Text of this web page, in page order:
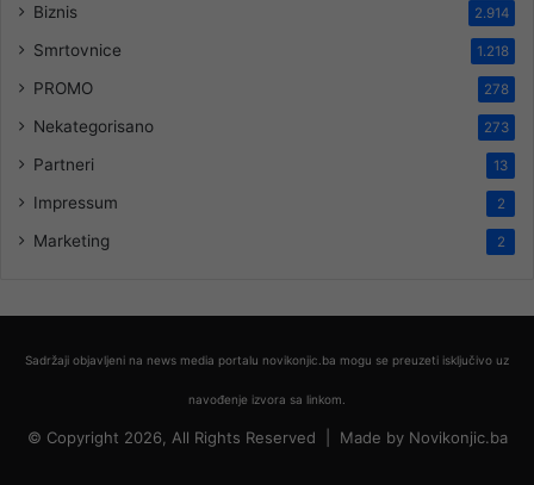
Biznis 2.914
Smrtovnice 1.218
PROMO 278
Nekategorisano 273
Partneri 13
Impressum 2
Marketing 2
Sadržaji objavljeni na news media portalu novikonjic.ba mogu se preuzeti isključivo uz
navođenje izvora sa linkom.
© Copyright 2026, All Rights Reserved | Made by Novikonjic.ba